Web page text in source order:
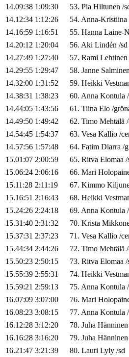
14.09:38 1:09:30 53. Pia Hiltunen /
14.12:34 1:12:26 54. Anna-Kristiina
14.16:59 1:16:51 55. Hanna Laine-
14.20:12 1:20:04 56. Aki Lindén /sd
14.27:49 1:27:40 57. Rami Lehtinen
14.29:55 1:29:47 58. Janne
14.32:00 1:31:52 59. Heikki
14.38:31 1:38:23 60. Anna Kontula /
14.44:05 1:43:56 61. Tiina Elo /
14.49:50 1:49:42 62. Timo Mehtälä /
14.54:45 1:54:37 63. Vesa Kallio /
14.57:56 1:57:48 64. Fatim Diarra /
15.01:07 2:00:59 65. Ritva Elomaa /
15.06:24 2:06:16 66. Mari
15.11:28 2:11:19 67. Kimmo
15.16:51 2:16:43 68. Heikki
15.24:26 2:24:18 69. Anna Kontula /
15.31:40 2:31:32 70. Krista
15.37:31 2:37:23 71. Vesa Kallio /
15.44:34 2:44:26 72. Timo Mehtälä /
15.50:23 2:50:15 73. Ritva Elomaa /
15.55:39 2:55:31 74. Heikki
15.59:21 2:59:13 75. Anna Kontula /
16.07:09 3:07:00 76. Mari
16.08:23 3:08:15 77. Anna Kontula /
16.12:28 3:12:20 78. Juha Hänninen
16.16:28 3:16:20 79. Juha Hänninen
16.21:47 3:21:39 80. Lauri Lyly /sd